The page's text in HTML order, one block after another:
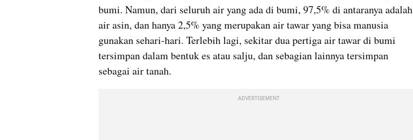
bumi. Namun, dari seluruh air yang ada di bumi, 97,5% di antaranya adalah
air asin, dan hanya 2,5% yang merupakan air tawar yang bisa manusia
gunakan sehari-hari. Terlebih lagi, sekitar dua pertiga air tawar di bumi
tersimpan dalam bentuk es atau salju, dan sebagian lainnya tersimpan
sebagai air tanah.
ADVERTISEMENT